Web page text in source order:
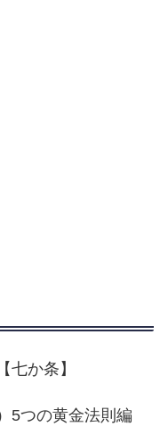
七か条】
5つの黄金法則編